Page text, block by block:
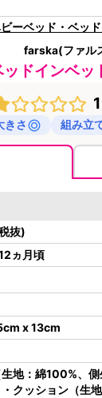
ーベッド・ベッ
farska(ファル
ッドインベッ
1
きさ 組み立
抜)
ヵ月頃
x 13cm
生地：綿100%、
クッション（生